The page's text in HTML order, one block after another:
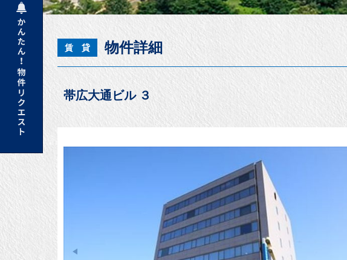
賃 貸 物件詳細
帯広大通ビル ３